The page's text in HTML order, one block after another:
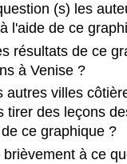
(s) les
l'aide de ce
résultats de ce
à Venise ?
autres villes
tirer des leçons
ce graphique ?
à ce